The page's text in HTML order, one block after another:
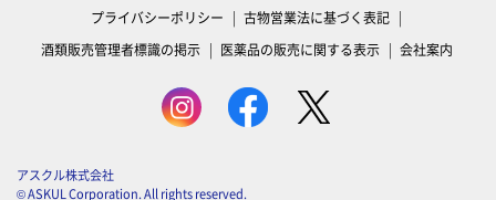
プライバシーポリシー
古物営業法に基づく表記
酒類販売管理者標識の掲示
医薬品の販売に関する表示 会社案内
アスクル株式会社
© ASKUL Corporation. All rights reserved.